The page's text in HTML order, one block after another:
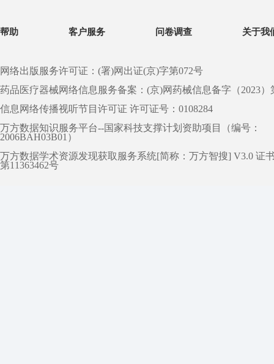
帮助 客户服务 问卷调查 关于我
网络出版服务许可证：(署)网出证(京)字第072号
药品医疗器械网络信息服务备案：(京)网药械信息备字（2023）
信息网络传播视听节目许可证 许可证号：0108284
万方数据知识服务平台--国家科技支撑计划资助项目（编号：
2006BAH03B01）
万方数据学术资源发现获取服务系统[简称：万方智搜] V3.0 证
第11363462号